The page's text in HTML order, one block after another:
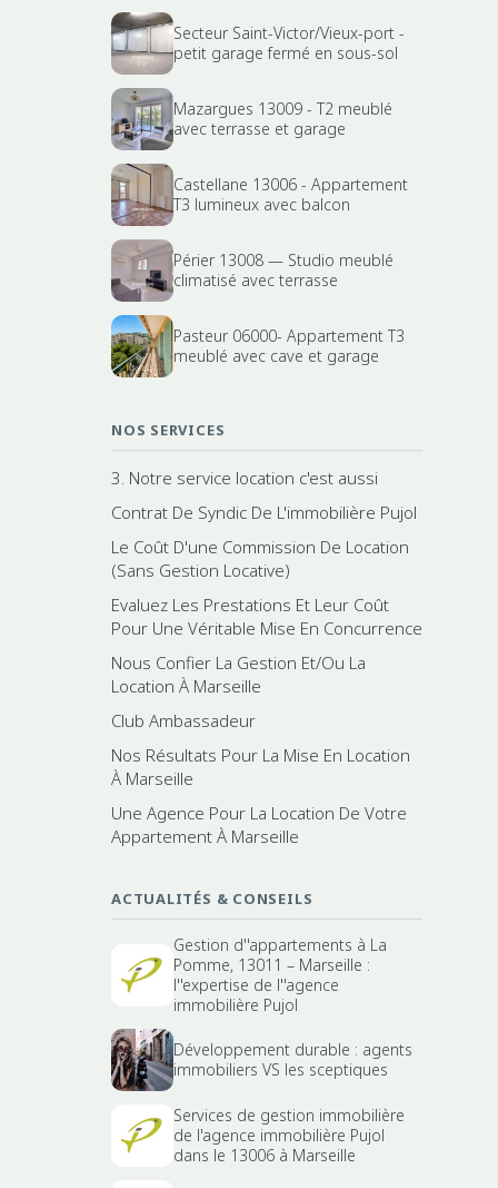
Secteur Saint-Victor/Vieux-port -
petit garage fermé en sous-sol
Mazargues 13009 - T2 meublé
avec terrasse et garage
Castellane 13006 - Appartement
T3 lumineux avec balcon
Périer 13008 — Studio meublé
climatisé avec terrasse
Pasteur 06000- Appartement T3
meublé avec cave et garage
NOS SERVICES
3. Notre service location c'est aussi
Contrat De Syndic De L'immobilière Pujol
Le Coût D'une Commission De Location
(Sans Gestion Locative)
Evaluez Les Prestations Et Leur Coût
Pour Une Véritable Mise En Concurrence
Nous Confier La Gestion Et/Ou La
Location À Marseille
Club Ambassadeur
Nos Résultats Pour La Mise En Location
À Marseille
Une Agence Pour La Location De Votre
Appartement À Marseille
ACTUALITÉS & CONSEILS
Gestion d''appartements à La
Pomme, 13011 – Marseille :
l''expertise de l''agence
immobilière Pujol
Développement durable : agents
immobiliers VS les sceptiques
Services de gestion immobilière
de l'agence immobilière Pujol
dans le 13006 à Marseille